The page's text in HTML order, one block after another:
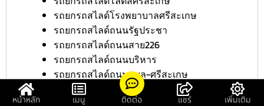
รถยกรถสไลด์โรงพยาบาลศรีสะเกษ
รถยกรถสไลด์ถนนรัฐประชา
รถยกรถสไลด์ถนนสาย226
รถยกรถสไลด์ถนนบริหาร
รถยกรถสไลด์ถนนอุบล-ศรีสะเกษ
รถยกรถสไลด์บิ๊กซีศรีสะเกษ
หน้าหลัก เมนู ติดต่อ แชร์ เพิ่มเติม